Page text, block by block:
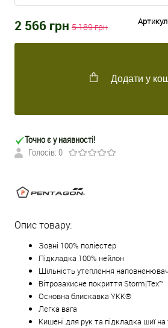
2 566 грн 5 189грн
Додати у
Точно є у наявності!
Голосів: 0
Опис товару:
Зовні 100% поліестер
Підкладка 100% нейлон
Щільність утеплення
Вітрозахисне покриття Storm|Tex™
Основна блискавка YKK®
Легка вага
Кишені для рук та підкладка шиї